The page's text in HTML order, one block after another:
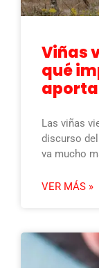
Viñas
qué
Las viñas
discurso
va mucho
VER MÁS »